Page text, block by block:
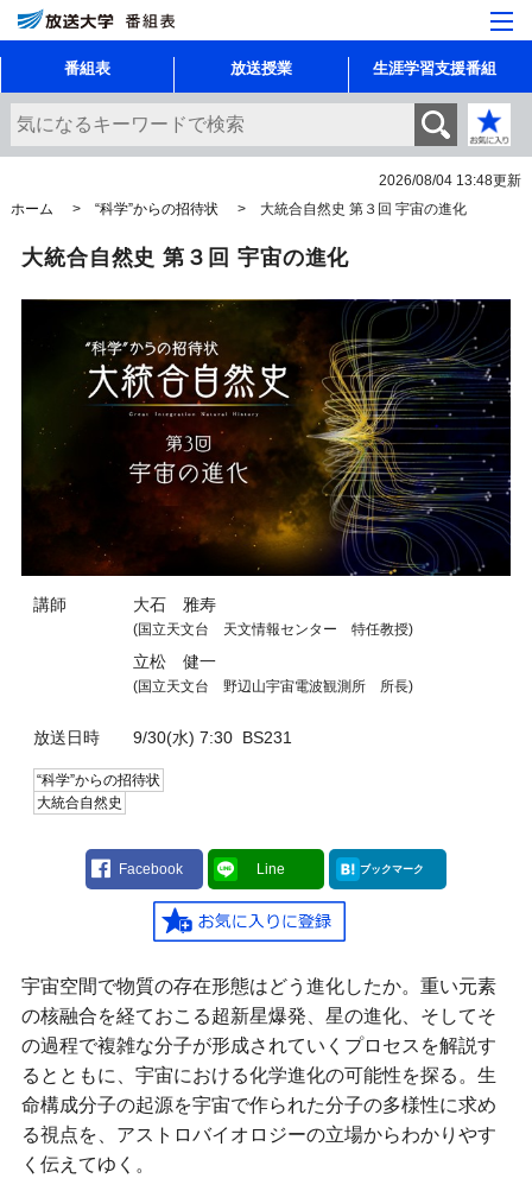
番組表 放送授業 生涯学習支援番組
2026/08/04 13:48更新
ホーム
“科学”からの招待状 大統合自然史 第３回 宇宙の進化
大統合自然史 第３回 宇宙の進化
講師 大石 雅寿
(国立天文台 天文情報センター 特任教授)
立松 健一
(国立天文台 野辺山宇宙電波観測所 所長)
放送日時 9/30(水) 7:30BS231
“科学”からの招待状
大統合自然史
Facebook Line ブックマーク
宇宙空間で物質の存在形態はどう進化したか。重い元素
の核融合を経ておこる超新星爆発、星の進化、そしてそ
の過程で複雑な分子が形成されていくプロセスを解説す
るとともに、宇宙における化学進化の可能性を探る。生
命構成分子の起源を宇宙で作られた分子の多様性に求め
る視点を、アストロバイオロジーの立場からわかりやす
く伝えてゆく。